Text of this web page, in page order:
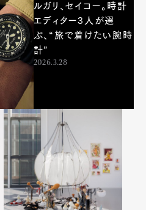
ルガリ、セイコー。時計
エディター3人が選
ぶ、“旅で着けたい腕時
計”
2026.3.28